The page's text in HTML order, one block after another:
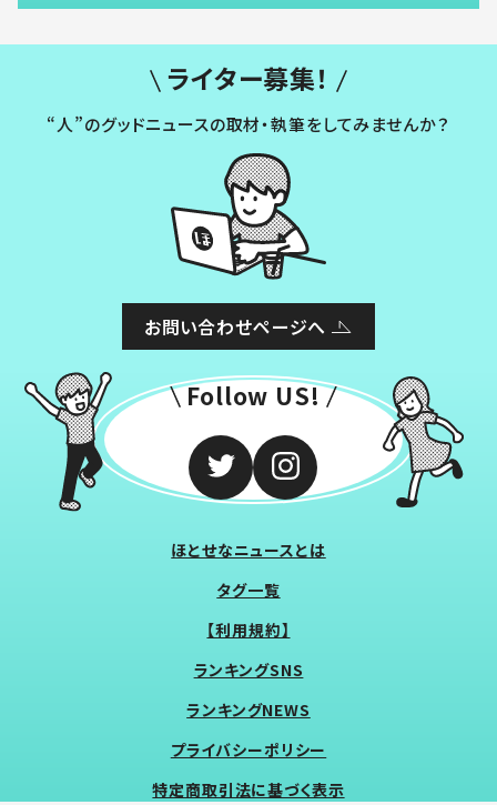
ライター募集！
“人”のグッドニュースの取材・執筆をしてみませんか？
お問い合わせページへ
Follow US!
ほとせなニュースとは
タグ一覧
【利用規約】
ランキングSNS
ランキングNEWS
プライバシーポリシー
特定商取引法に基づく表示